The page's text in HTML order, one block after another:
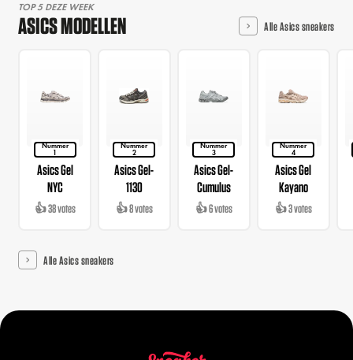
TOP 5 DEZE WEEK
ASICS MODELLEN Alle Asics sneakers
Nummer
1
Asics Gel
NYC
👍 38 votes
Nummer
2
Asics Gel-
1130
👍 8 votes
Nummer
3
Asics Gel-
Cumulus
👍 6 votes
Nummer
4
Asics Gel
Kayano
👍 3 votes
Alle Asics sneakers